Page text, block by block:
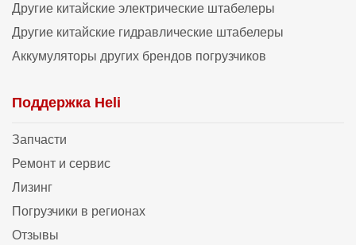
Другие китайские электрические штабелеры
Другие китайские гидравлические штабелеры
Аккумуляторы других брендов погрузчиков
Поддержка Heli
Запчасти
Ремонт и сервис
Лизинг
Погрузчики в регионах
Отзывы